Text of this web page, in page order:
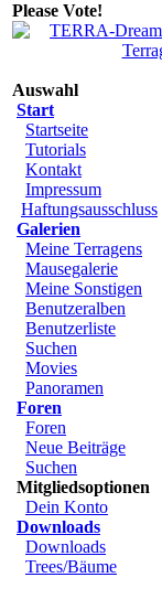
Please Vote!
Auswahl
Start
Startseite
Tutorials
Kontakt
Impressum
Haftungsausschluss
Galerien
Meine Terragens
Mausegalerie
Meine Sonstigen
Benutzeralben
Benutzerliste
Suchen
Movies
Panoramen
Foren
Foren
Neue Beiträge
Suchen
Mitgliedsoptionen
Dein Konto
Downloads
Downloads
Trees/Bäume